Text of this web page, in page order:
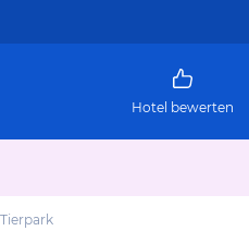
Hotel bewerten